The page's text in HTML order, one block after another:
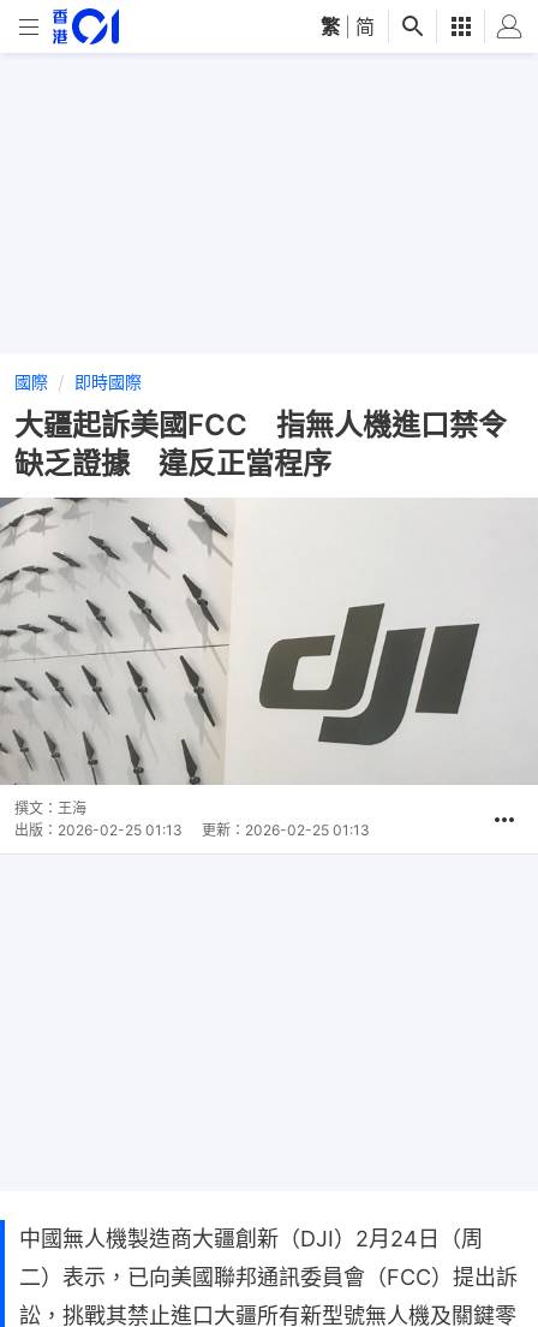
繁 简
國際 即時國際
大疆起訴美國FCC 指無人機進口禁令
缺乏證據 違反正當程序
撰文： 王海
出版： 2026-02-25 01:13 更新： 2026-02-25 01:13
中國無人機製造商大疆創新（DJI）2月24日（周
二）表示，已向美國聯邦通訊委員會（FCC）提出訴
訟，挑戰其禁止進口大疆所有新型號無人機及關鍵零